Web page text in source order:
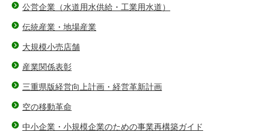
公営企業（水道用水供給・工業用水道）
伝統産業・地場産業
大規模小売店舗
産業関係表彰
三重県版経営向上計画・経営革新計画
空の移動革命
中小企業・小規模企業のための事業再構築ガイド